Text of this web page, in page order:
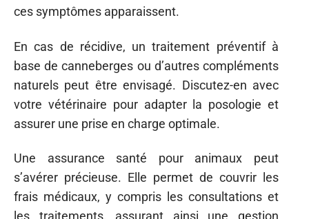
ces symptômes apparaissent.
En cas de récidive, un traitement préventif à
base de canneberges ou d’autres compléments
naturels peut être envisagé. Discutez-en avec
votre vétérinaire pour adapter la posologie et
assurer une prise en charge optimale.
Une assurance santé pour animaux peut
s’avérer précieuse. Elle permet de couvrir les
frais médicaux, y compris les consultations et
les traitements, assurant ainsi une gestion